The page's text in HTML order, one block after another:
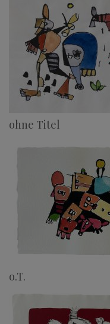
ohne Titel
o.T.